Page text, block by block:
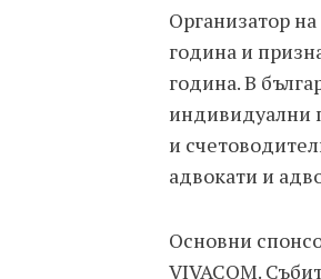
Организатор
година и
година. В
индивидуални
и
адвокати и
Основни
VIVACOM.